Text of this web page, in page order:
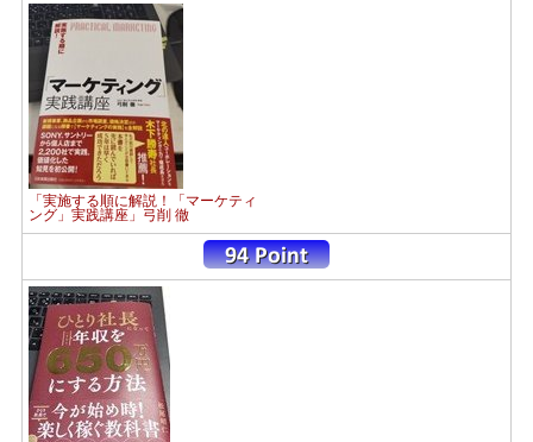
「実施する順に解説！「マーケティ
ング」実践講座」弓削 徹